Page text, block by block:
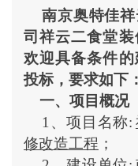
南京奥特佳祥
司祥云二食堂装
欢迎具备条件
投标，要求如下：
一、项目概况
1 、项目名称:
修改造工程 ；